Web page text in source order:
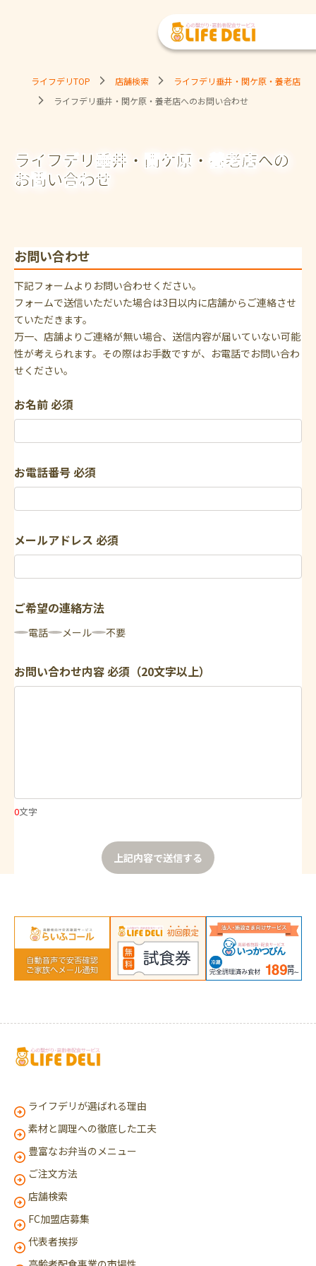
ライフデリTOP 店舗検索
ライフデリ垂井・関ケ原・養老店
ライフデリ垂井・関ケ原・養老店へのお問い合わせ
ライフデリ垂井・関ケ原・養老店への
お問い合わせ
お問い合わせ
下記フォームよりお問い合わせください。
フォームで送信いただいた場合は3日以内に店舗からご連絡させ
ていただきます。
万一、店舗よりご連絡が無い場合、送信内容が届いていない可能
性が考えられます。その際はお手数ですが、お電話でお問い合わ
せください。
お名前必須
お電話番号必須
メールアドレス 必須
ご希望の連絡方法
電話 メール 不要
お問い合わせ内容必須（20文字以上）
0文字
上記内容で送信する
ライフデリが選ばれる理由
素材と調理への徹底した工夫
豊富なお弁当のメニュー
ご注文方法
店舗検索
FC加盟店募集
代表者挨拶